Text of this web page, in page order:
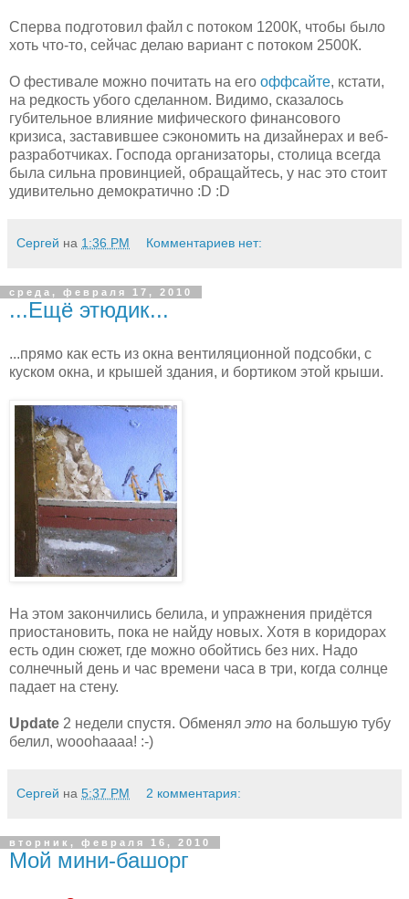
Сперва подготовил файл с потоком 1200К, чтобы было
хоть что-то, сейчас делаю вариант с потоком 2500К.
О фестивале можно почитать на его оффсайте, кстати,
на редкость убого сделанном. Видимо, сказалось
губительное влияние мифического финансового
кризиса, заставившее сэкономить на дизайнерах и веб-
разработчиках. Господа организаторы, столица всегда
была сильна провинцией, обращайтесь, у нас это стоит
удивительно демократично :D :D
Сергей на 1:36 PM Комментариев нет:
среда, февраля 17, 2010
...Ещё этюдик...
...прямо как есть из окна вентиляционной подсобки, с
куском окна, и крышей здания, и бортиком этой крыши.
На этом закончились белила, и упражнения придётся
приостановить, пока не найду новых. Хотя в коридорах
есть один сюжет, где можно обойтись без них. Надо
солнечный день и час времени часа в три, когда солнце
падает на стену.
Update 2 недели спустя. Обменял это на большую тубу
белил, wooohaaaa! :-)
Сергей на 5:37 PM 2 комментария:
вторник, февраля 16, 2010
Мой мини-башорг